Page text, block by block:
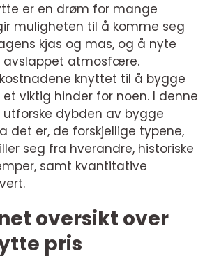
er en drøm for mange
muligheten til å komme seg
kjas og mas, og å nyte
avslappet atmosfære.
knyttet til å bygge
viktig hinder for noen. I denne
utforske dybden av bygge
det er, de forskjellige typene,
seg fra hverandre, historiske
samt kvantitative
oversikt over
pris